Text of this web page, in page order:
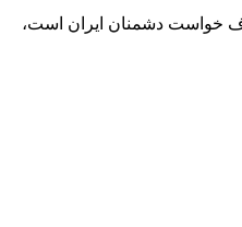
خواست دشمنان ایران است،